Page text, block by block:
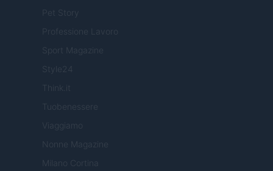
Pet Story
Professione Lavoro
Sport Magazine
Style24
Think.it
Tuobenessere
Viaggiamo
Nonne Magazine
Milano Cortina